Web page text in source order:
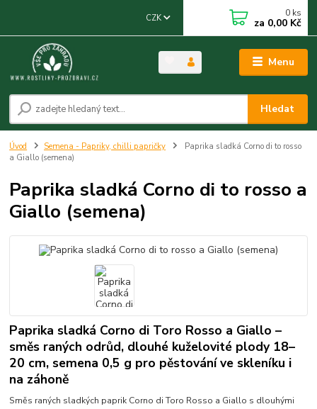
Menu
CZK
Hledat
0 ks
za 0,00 Kč
Úvod Semena - Papriky, chilli papričky
Paprika sladká Corno di to rosso
a Giallo (semena)
Paprika sladká Corno di to rosso a
Giallo (semena)
Paprika sladká Corno di Toro Rosso a Giallo –
směs raných odrůd, dlouhé kuželovité plody 18–
20 cm, semena 0,5 g pro pěstování ve skleníku i
na záhoně
Směs raných sladkých paprik Corno di Toro Rosso a Giallo s dlouhými